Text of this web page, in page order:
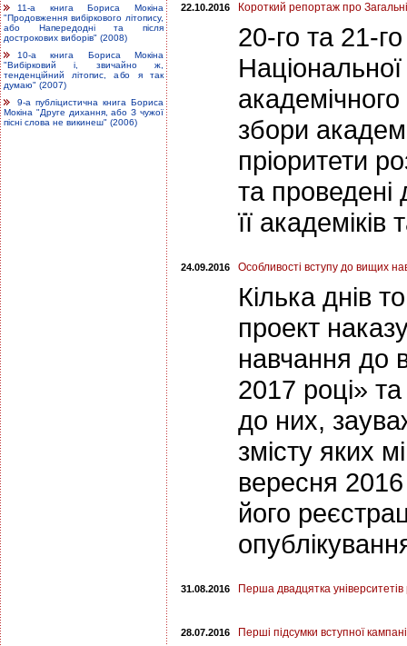
11-а книга Бориса Мокіна
"Продовження вибіркового літопису,
або Напередодні та після
дострокових виборів" (2008)
10-а книга Бориса Мокіна
"Вибірковий і, звичайно ж,
тенденційний літопис, або я так
думаю" (2007)
9-а публіцистична книга Бориса
Мокіна "Друге дихання, або З чужої
пісні слова не викинеш" (2006)
22.10.2016 Короткий репортаж про
20-го та 21-
академічного
збори
пріоритети
та проведені
її
24.09.2016 Особливості вступу до вищих
Кілька днів
проект
навчання до
2017 році»
до них,
змісту яких
вересня
його
31.08.2016 Перша двадцятка
28.07.2016 Перші підсумки вступної